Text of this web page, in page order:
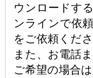
ウンロードす
ンラインで依
をご依頼くださ
また、お電話
ご希望の場合